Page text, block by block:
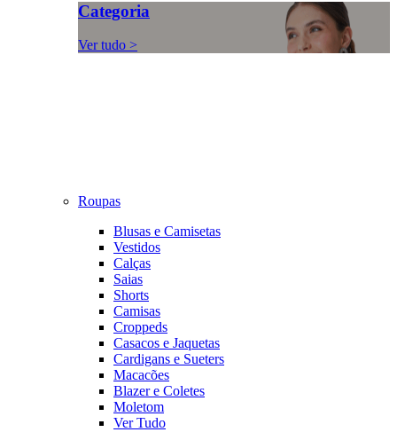
Categoria
Ver tudo >
Roupas
Blusas e Camisetas
Vestidos
Calças
Saias
Shorts
Camisas
Croppeds
Casacos e Jaquetas
Cardigans e Sueters
Macacões
Blazer e Coletes
Moletom
Ver Tudo